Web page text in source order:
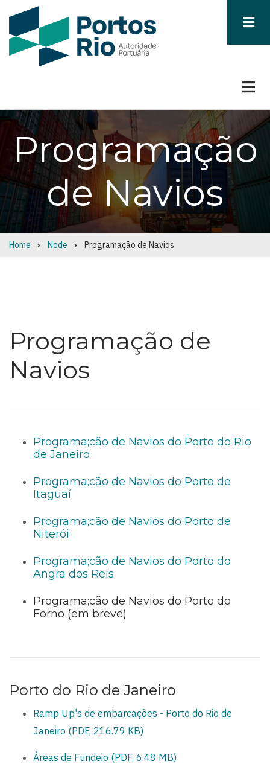
Programação
de Navios
Breadcrumb
Home Node Programação de Navios
Programação de
Navios
Programa;cão de Navios do Porto do Rio
de Janeiro
Programa;cão de Navios do Porto de
Itaguaí
Programa;cão de Navios do Porto de
Niterói
Programa;cão de Navios do Porto do
Angra dos Reis
Programa;cão de Navios do Porto do
Forno (em breve)
Porto do Rio de Janeiro
Ramp Up's de embarcações - Porto do Rio de
Janeiro (PDF, 216.79 KB)
Áreas de Fundeio (PDF, 6.48 MB)